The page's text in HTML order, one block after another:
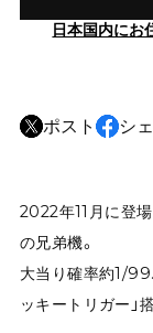
日本国内にお
ポスト シ
2022年11月に登
の兄弟機。
大当り確率約1/
ッキートリガー」